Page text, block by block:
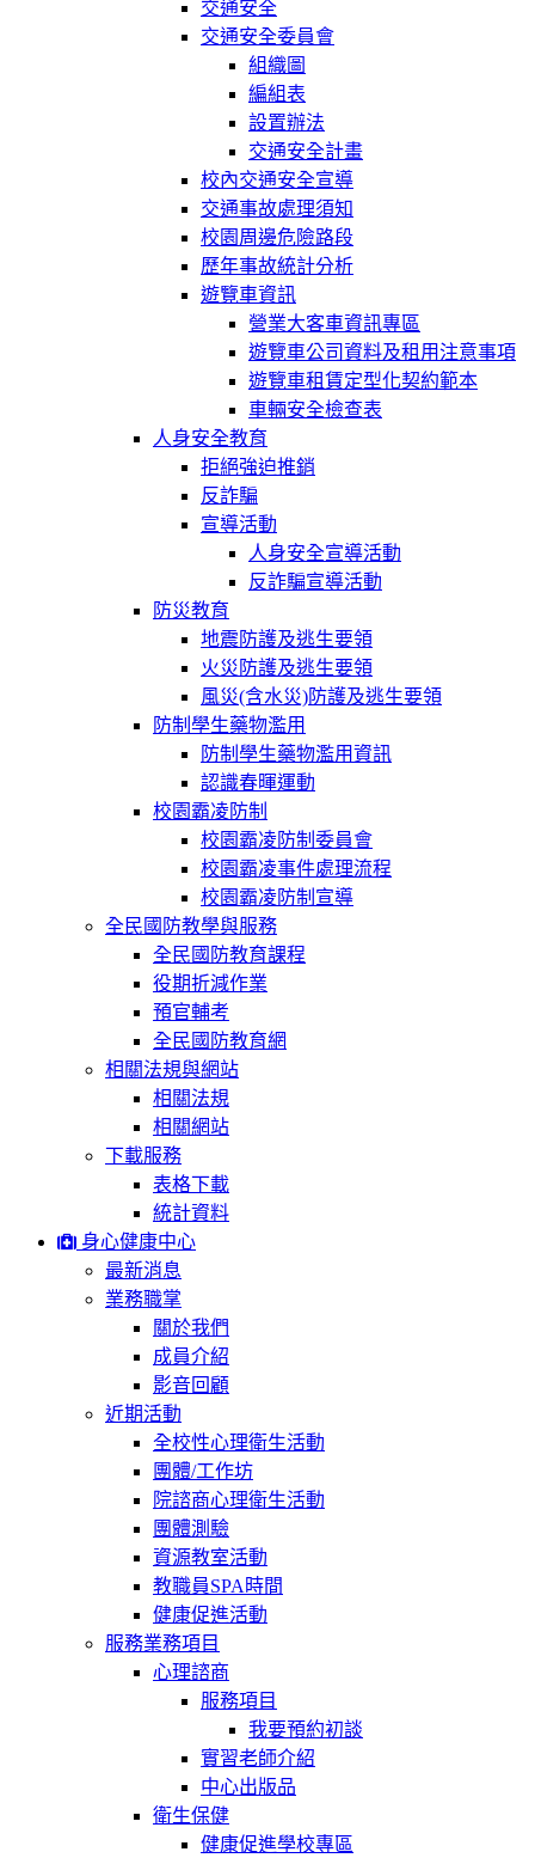
交通安全
交通安全委員會
組織圖
編組表
設置辦法
交通安全計畫
校內交通安全宣導
交通事故處理須知
校園周邊危險路段
歷年事故統計分析
遊覽車資訊
營業大客車資訊專區
遊覽車公司資料及租用注意事項
遊覽車租賃定型化契約範本
車輛安全檢查表
人身安全教育
拒絕強迫推銷
反詐騙
宣導活動
人身安全宣導活動
反詐騙宣導活動
防災教育
地震防護及逃生要領
火災防護及逃生要領
風災(含水災)防護及逃生要領
防制學生藥物濫用
防制學生藥物濫用資訊
認識春暉運動
校園霸凌防制
校園霸凌防制委員會
校園霸凌事件處理流程
校園霸凌防制宣導
全民國防教學與服務
全民國防教育課程
役期折減作業
預官輔考
全民國防教育網
相關法規與網站
相關法規
相關網站
下載服務
表格下載
統計資料
身心健康中心
最新消息
業務職掌
關於我們
成員介紹
影音回顧
近期活動
全校性心理衛生活動
團體/工作坊
院諮商心理衛生活動
團體測驗
資源教室活動
教職員SPA時間
健康促進活動
服務業務項目
心理諮商
服務項目
我要預約初談
實習老師介紹
中心出版品
衛生保健
健康促進學校專區